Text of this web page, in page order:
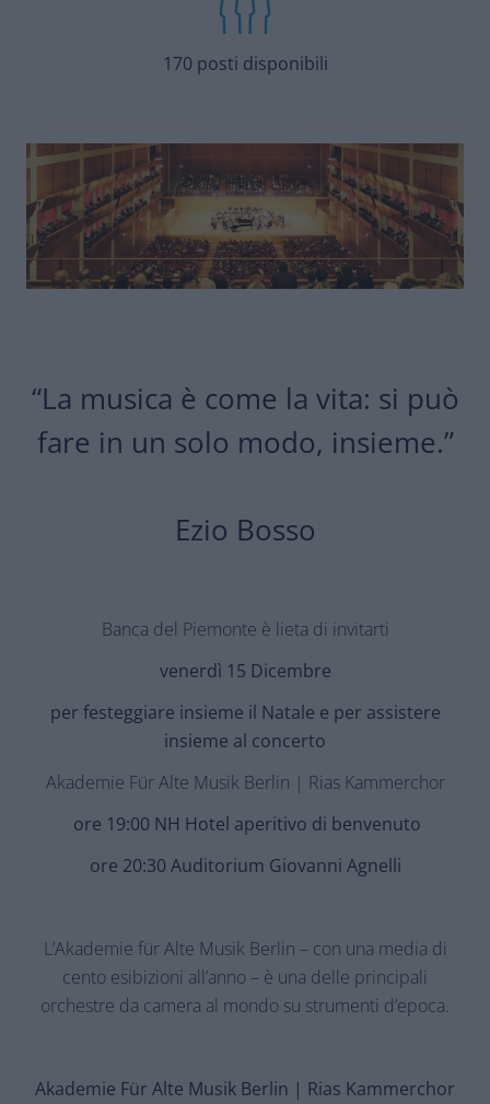
170 posti disponibili
“La musica è come la vita: si può
fare in un solo modo, insieme.”
Ezio Bosso
Banca del Piemonte è lieta di invitarti
venerdì 15 Dicembre
per festeggiare insieme il Natale e per assistere
insieme al concerto
Akademie Für Alte Musik Berlin | Rias Kammerchor
ore 19:00 NH Hotel aperitivo di benvenuto
ore 20:30 Auditorium Giovanni Agnelli
L’Akademie für Alte Musik Berlin – con una media di
cento esibizioni all’anno – è una delle principali
orchestre da camera al mondo su strumenti d’epoca.
Akademie Für Alte Musik Berlin | Rias Kammerchor